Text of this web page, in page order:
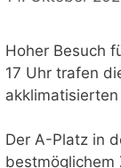
Hoher Besuch
17 Uhr trafen
akklimatisierten
Der A-Platz in
bestmöglichem